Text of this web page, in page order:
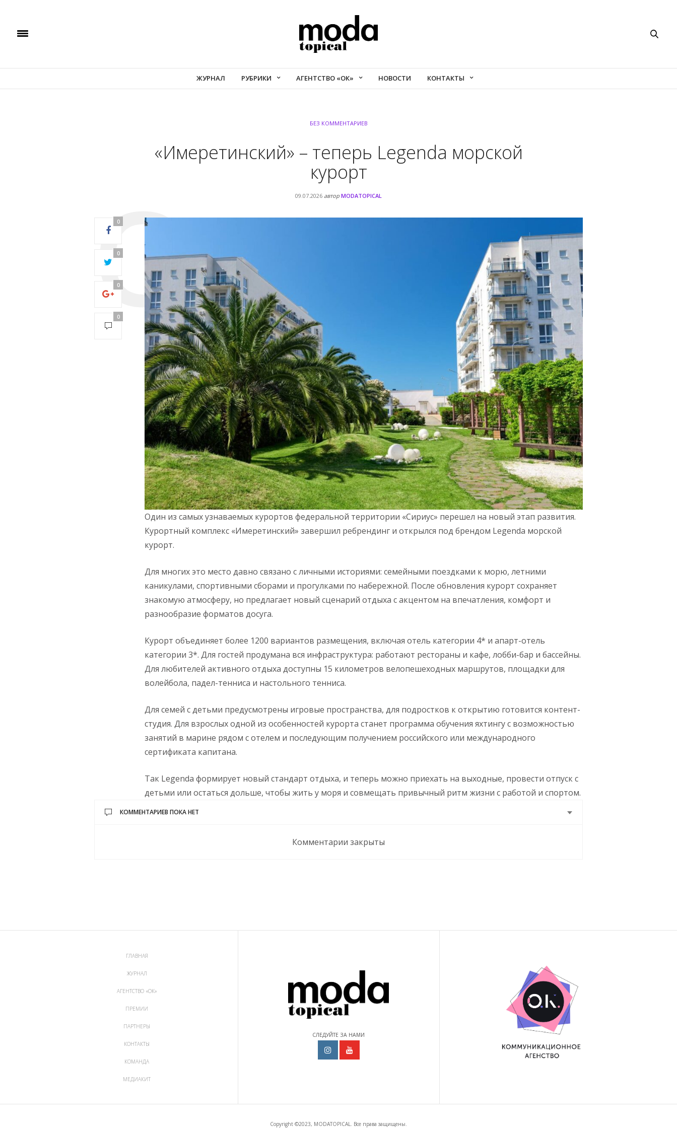
ЖУРНАЛ РУБРИКИ АГЕНТСТВО «ОК» НОВОСТИ КОНТАКТЫ
БЕЗ КОММЕНТАРИЕВ
«Имеретинский» – теперь Legenda морской
курорт
09.07.2026 автор MODATOPICAL
0
0
0
0
Один из самых узнаваемых курортов федеральной территории «Сириус» перешел на новый этап развития.
Курортный комплекс «Имеретинский» завершил ребрендинг и открылся под брендом Legenda морской
курорт.
Для многих это место давно связано с личными историями: семейными поездками к морю, летними
каникулами, спортивными сборами и прогулками по набережной. После обновления курорт сохраняет
знакомую атмосферу, но предлагает новый сценарий отдыха с акцентом на впечатления, комфорт и
разнообразие форматов досуга.
Курорт объединяет более 1200 вариантов размещения, включая отель категории 4* и апарт-отель
категории 3*. Для гостей продумана вся инфраструктура: работают рестораны и кафе, лобби-бар и бассейны.
Для любителей активного отдыха доступны 15 километров велопешеходных маршрутов, площадки для
волейбола, падел-тенниса и настольного тенниса.
Для семей с детьми предусмотрены игровые пространства, для подростков к открытию готовится контент-
студия. Для взрослых одной из особенностей курорта станет программа обучения яхтингу с возможностью
занятий в марине рядом с отелем и последующим получением российского или международного
сертификата капитана.
Так Legenda формирует новый стандарт отдыха, и теперь можно приехать на выходные, провести отпуск с
детьми или остаться дольше, чтобы жить у моря и совмещать привычный ритм жизни с работой и спортом.
КОММЕНТАРИЕВ ПОКА НЕТ
Комментарии закрыты
ГЛАВНАЯ
ЖУРНАЛ
АГЕНТСТВО «ОК»
ПРЕМИИ
ПАРТНЕРЫ
КОНТАКТЫ
КОМАНДА
МЕДИАКИТ
СЛЕДУЙТЕ ЗА НАМИ
Copyright ©2023, MODATOPICAL. Все права защищены.